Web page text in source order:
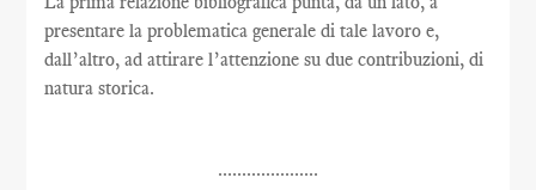
presentare la problematica generale di tale lavoro e,
dall’altro, ad attirare l’attenzione su due contribuzioni, di
natura storica.
.....................